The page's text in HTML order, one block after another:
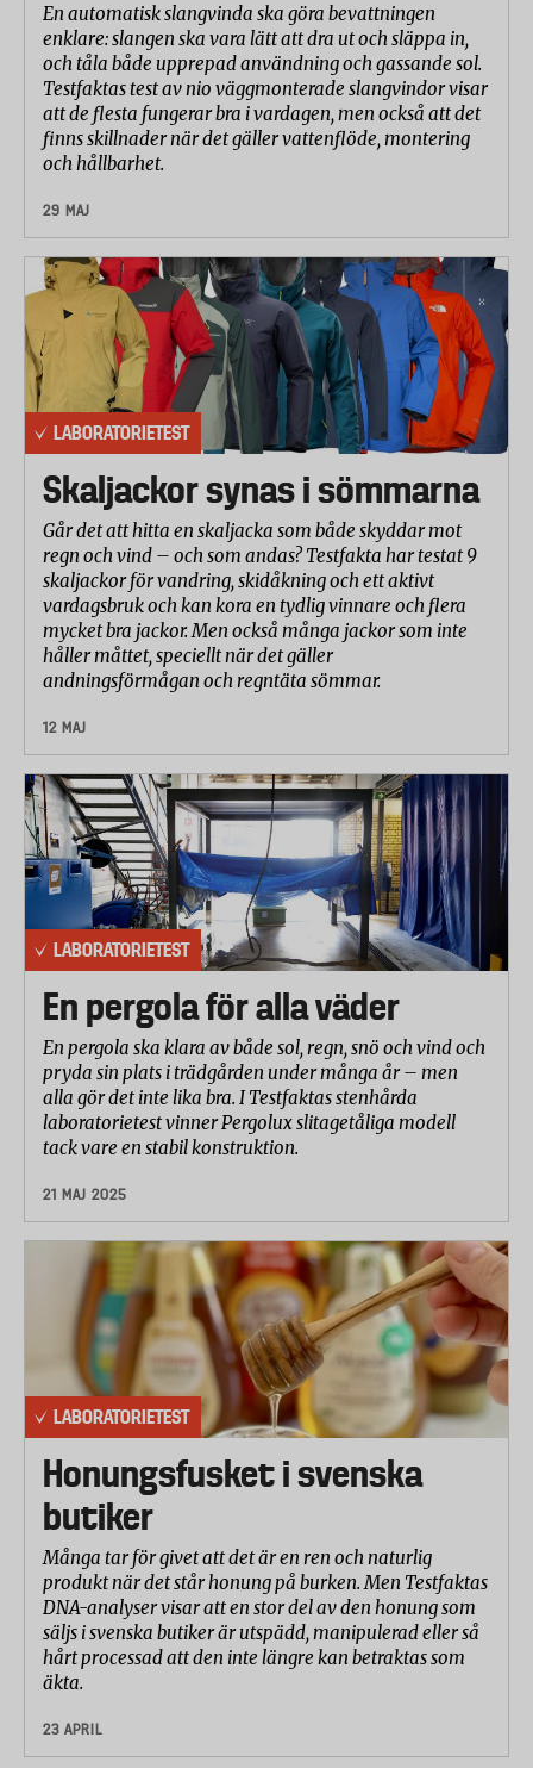
En automatisk slangvinda ska göra bevattningen
enklare: slangen ska vara lätt att dra ut och släppa in,
och tåla både upprepad användning och gassande sol.
Testfaktas test av nio väggmonterade slangvindor visar
att de flesta fungerar bra i vardagen, men också att det
finns skillnader när det gäller vattenflöde, montering
och hållbarhet.
29 MAJ
LABORATORIETEST
Skaljackor synas i sömmarna
Går det att hitta en skaljacka som både skyddar mot
regn och vind – och som andas? Testfakta har testat 9
skaljackor för vandring, skidåkning och ett aktivt
vardagsbruk och kan kora en tydlig vinnare och flera
mycket bra jackor. Men också många jackor som inte
håller måttet, speciellt när det gäller
andningsförmågan och regntäta sömmar.
12 MAJ
LABORATORIETEST
En pergola för alla väder
En pergola ska klara av både sol, regn, snö och vind och
pryda sin plats i trädgården under många år – men
alla gör det inte lika bra. I Testfaktas stenhårda
laboratorietest vinner Pergolux slitagetåliga modell
tack vare en stabil konstruktion.
21 MAJ 2025
LABORATORIETEST
Honungsfusket i svenska
butiker
Många tar för givet att det är en ren och naturlig
produkt när det står honung på burken. Men Testfaktas
DNA-analyser visar att en stor del av den honung som
säljs i svenska butiker är utspädd, manipulerad eller så
hårt processad att den inte längre kan betraktas som
äkta.
23 APRIL